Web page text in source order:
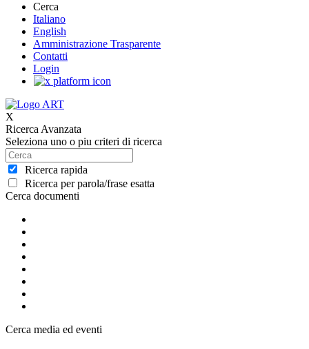
Cerca
Italiano
English
Amministrazione Trasparente
Contatti
Login
X
Ricerca Avanzata
Seleziona uno o piu criteri di ricerca
Ricerca rapida
Ricerca per parola/frase esatta
Cerca documenti
Cerca media ed eventi